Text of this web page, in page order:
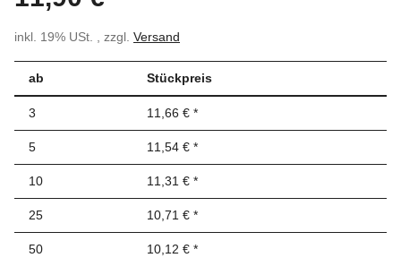
inkl. 19% USt. , zzgl. Versand
ab Stückpreis
3 11,66 € *
5 11,54 € *
10 11,31 € *
25 10,71 € *
50 10,12 € *